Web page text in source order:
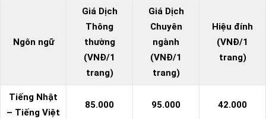
Ngôn ngữ
Giá Dịch
Thông
thường
(VNĐ/1
trang)
Giá Dịch
Chuyên
ngành
(VNĐ/1
trang)
Hiệu đính
(VNĐ/1
trang)
Tiếng Nhật
– Tiếng Việt
85.000 95.000 42.000